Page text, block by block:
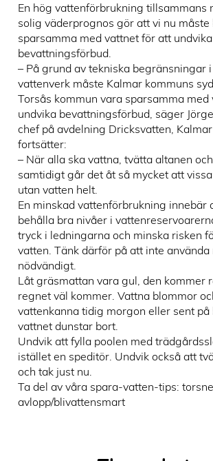
En hög vattenförbrukning tillsammans
solig väderprognos gör att vi nu måste
sparsamma med vattnet för att undvika
bevattningsförbud.
– På grund av tekniska begränsningar
vattenverk måste Kalmar kommuns
Torsås kommun vara sparsamma
undvika bevattningsförbud, säger
chef på avdelning Dricksvatten,
fortsätter:
– När alla ska vattna, tvätta altanen
samtidigt går det åt så mycket att
utan vatten helt.
En minskad vattenförbrukning innebär
behålla bra nivåer i
tryck i ledningarna och minska risken
vatten. Tänk därför på att inte använda
nödvändigt.
Låt gräsmattan vara gul, den kommer
regnet väl kommer. Vattna blommor
vattenkanna tidig morgon eller sent på
vattnet dunstar bort.
Undvik att fylla poolen med
istället en speditör. Undvik också att
och tak just nu.
Ta del av våra spara-vatten-tips:
avlopp/blivattensmart